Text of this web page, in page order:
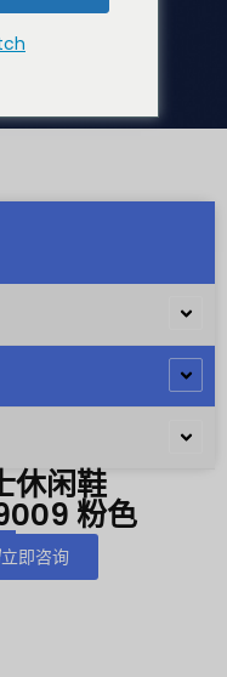
休闲鞋
粉色
立即咨询